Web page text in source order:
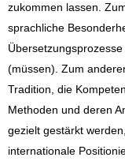
zukommen lassen.
sprachliche
(müssen). Zum
Tradition, die
Methoden und deren
gezielt gestärkt
internationale